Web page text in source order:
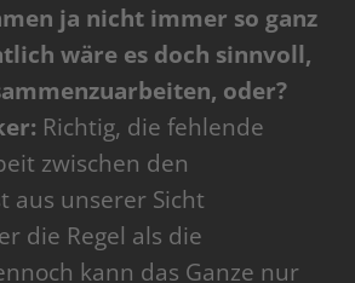
ja nicht immer so ganz
wäre es doch sinnvoll,
oder?
Richtig, die fehlende
zwischen den
aus unserer Sicht
die Regel als die
kann das Ganze nur